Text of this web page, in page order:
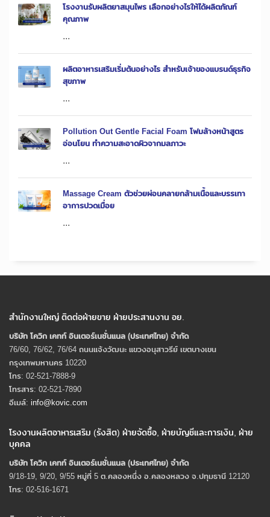
โรงงานรับผลิตยาสมุนไพร เลือกอย่างไรให้ได้ผลิตภัณฑ์
คุณภาพ
...
ผลิตอาหารเสริมเริ่มต้นอย่างไร สำหรับเจ้าของแบรนด์ธุรกิจ
สุขภาพ
...
Pollution Out Gentle Facial Foam โฟมล้างหน้าสูตร
อ่อนโยน ทำความสะอาดผิวจากมลภาวะ
...
Massage Cream ตัวช่วยผ่อนคลายกล้ามเนื้อและบรรเทา
อาการปวดเมื่อย
...
สำนักงานใหญ่ ติดต่อฝ่ายขาย ฝ่ายประสานงาน อย.
บริษัท โควิก เคทท์ อินเตอร์เนชั่นแนล (ประเทศไทย) จํากัด
76/60, 76/62, 76/64 ถนนแจ้งวัฒนะ แขวงอนุสาวรีย์ เขตบางเขน
กรุงเทพมหานคร 10220
โทร: 02-521-7888-9
โทรสาร: 02-521-7890
อีเมล์: info@kovic.com
โรงงานผลิตอาหารเสริม (รังสิต) ฝ่ายจัดซื้อ, ฝ่ายบัญชีและการเงิน, ฝ่าย
บุคคล
บริษัท โควิก เคทท์ อินเตอร์เนชั่นแนล (ประเทศไทย) จํากัด
9/18-19, 9/20, 9/55 หมู่ที่ 5 ต.คลองหนึ่ง อ.คลองหลวง จ.ปทุมธานี 12120
โทร: 02-516-1671